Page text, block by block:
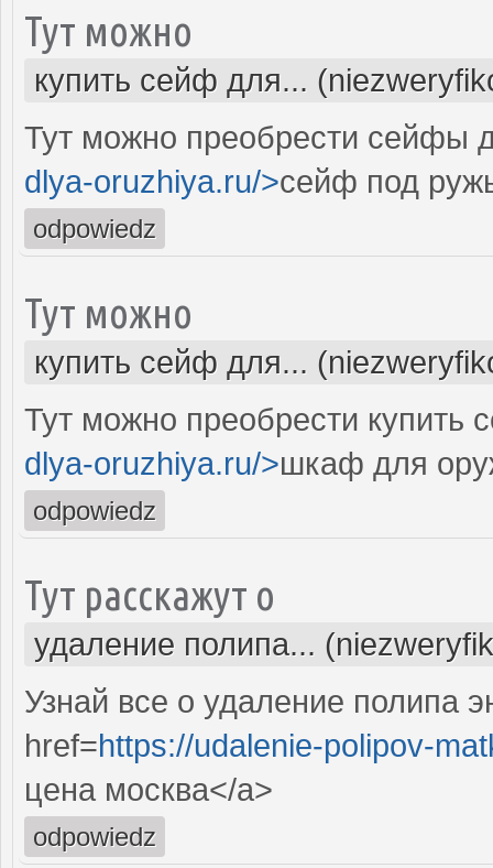
Тут можно
купить сейф для...
Тут можно преобрести сейфы
dlya-oruzhiya.ru/>сейф под
odpowiedz
Тут можно
купить сейф для...
Тут можно преобрести купить
dlya-oruzhiya.ru/>шкаф для
odpowiedz
Тут расскажут о
удаление полипа...
Узнай все о удаление полипа
href=https://udalenie-polipov-
цена москва</a>
odpowiedz